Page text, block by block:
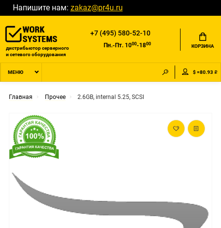
Напишите нам: zakaz@pr4u.ru
дистрибьютор серверного
и сетевого оборудования
+7 (495) 580-52-10
Пн.-Пт. 1000-1800 КОРЗИНА
МЕНЮ $ =80.93 ₽
Главная Прочее 2.6GB, internal 5.25, SCSI